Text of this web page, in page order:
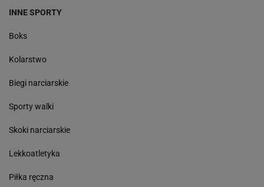
INNE SPORTY
Boks
Kolarstwo
Biegi narciarskie
Sporty walki
Skoki narciarskie
Lekkoatletyka
Piłka ręczna